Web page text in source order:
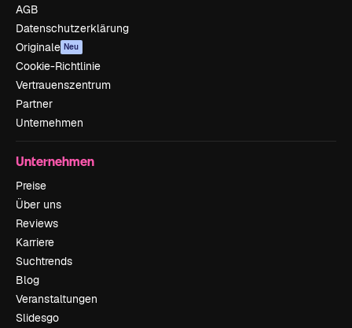
AGB
Datenschutzerklärung
Originale Neu
Cookie-Richtlinie
Vertrauenszentrum
Partner
Unternehmen
Unternehmen
Preise
Über uns
Reviews
Karriere
Suchtrends
Blog
Veranstaltungen
Slidesgo